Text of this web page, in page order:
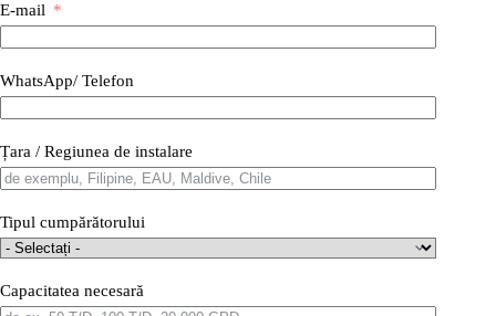
E-mail
WhatsApp/ Telefon
Țara / Regiunea de instalare
Tipul cumpărătorului
Capacitatea necesară